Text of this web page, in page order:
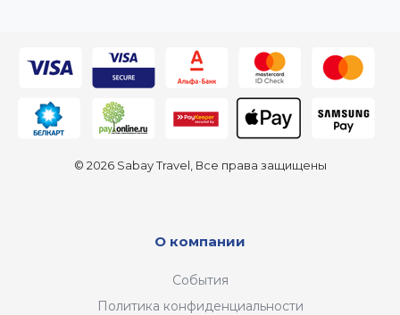
© 2026 Sabay Travel, Все права защищены
О компании
События
Политика конфиденциальности